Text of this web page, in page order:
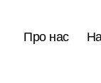
Про нас